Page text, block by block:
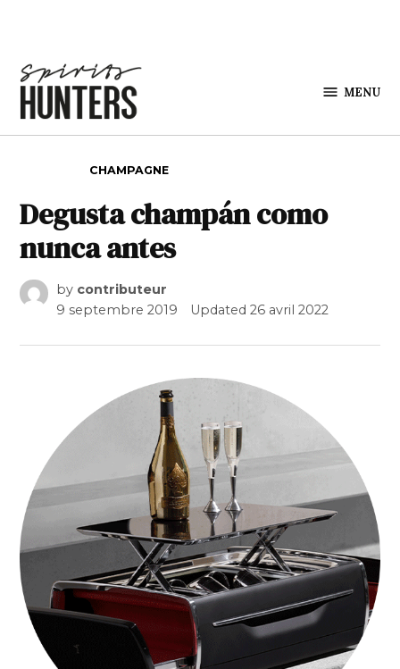
MENU
CHAMPAGNE
Degusta champán como
nunca antes
by contributeur
9 septembre 2019
Updated26 avril 2022